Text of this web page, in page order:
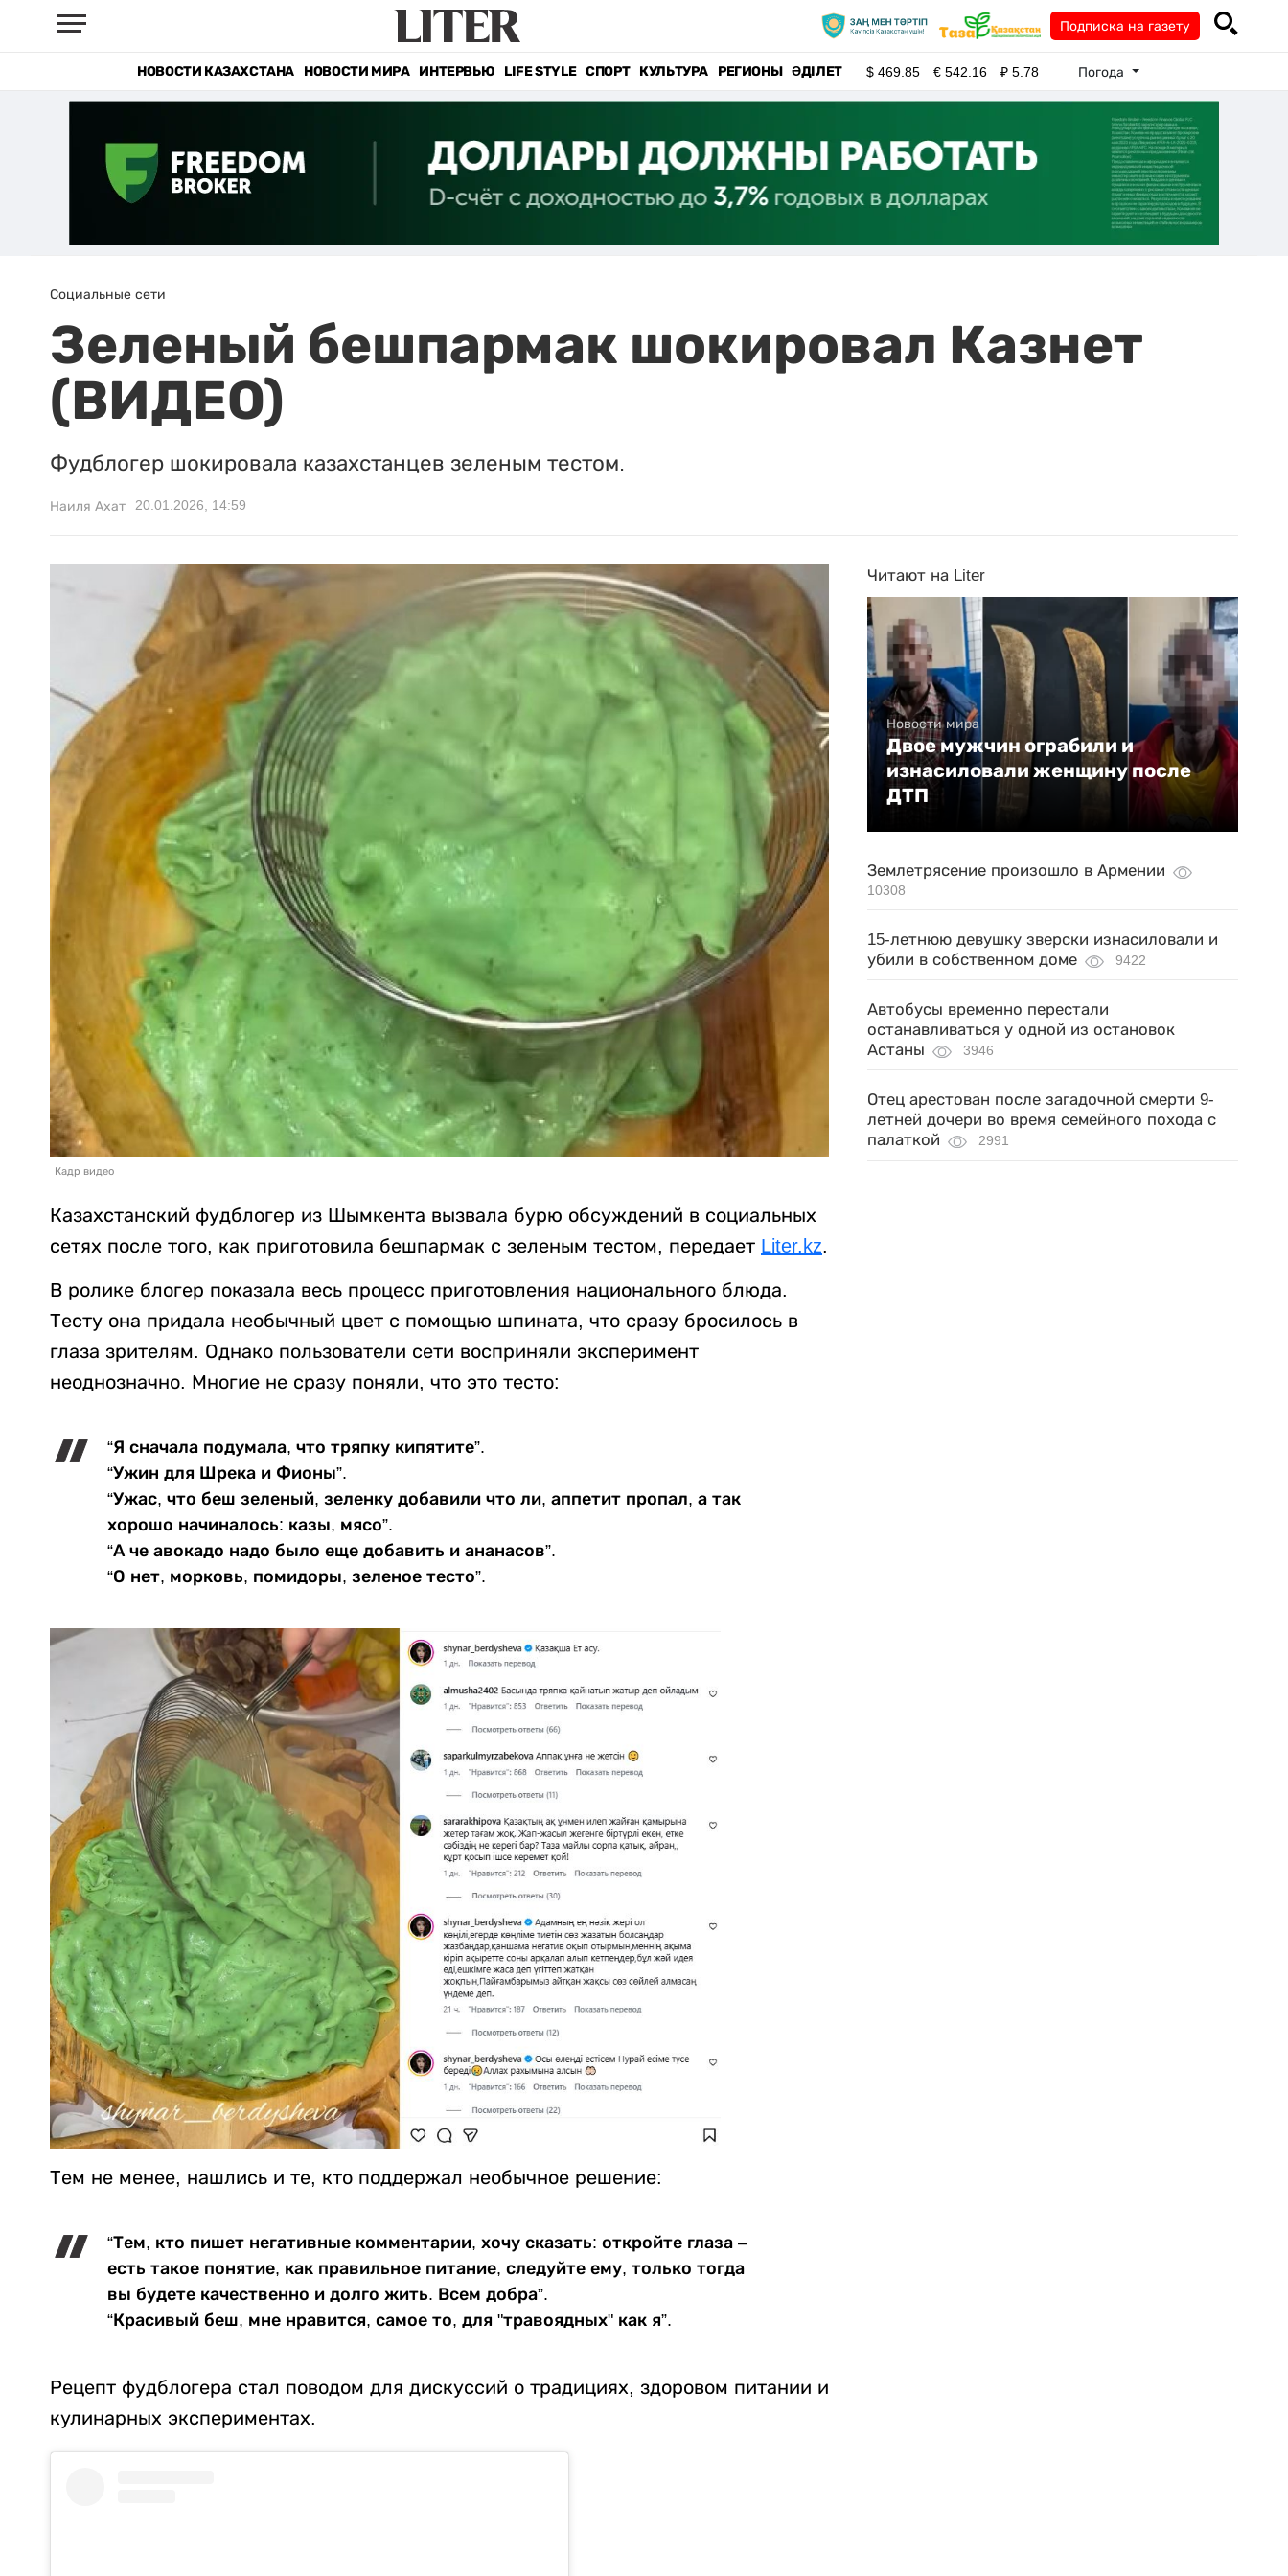
Подписка на газету
НОВОСТИ КАЗАХСТАНА НОВОСТИ МИРА ИНТЕРВЬЮ LIFE STYLE СПОРТ КУЛЬТУРА РЕГИОНЫ ӘДІЛЕТ $469.85 €542.16 ₽5.78 Погода
Социальные сети
Зеленый бешпармак шокировал Казнет
(ВИДЕО)
Фудблогер шокировала казахстанцев зеленым тестом.
Наиля Ахат 20.01.2026, 14:59
Кадр видео
Казахстанский фудблогер из Шымкента вызвала бурю обсуждений в социальных
сетях после того, как приготовила бешпармак с зеленым тестом, передает Liter.kz.
В ролике блогер показала весь процесс приготовления национального блюда.
Тесту она придала необычный цвет с помощью шпината, что сразу бросилось в
глаза зрителям. Однако пользователи сети восприняли эксперимент
неоднозначно. Многие не сразу поняли, что это тесто:
“Я сначала подумала, что тряпку кипятите”.
“Ужин для Шрека и Фионы”.
“Ужас, что беш зеленый, зеленку добавили что ли, аппетит пропал, а так
хорошо начиналось: казы, мясо”.
“А че авокадо надо было еще добавить и ананасов”.
“О нет, морковь, помидоры, зеленое тесто”.
Тем не менее, нашлись и те, кто поддержал необычное решение:
“Тем, кто пишет негативные комментарии, хочу сказать: откройте глаза –
есть такое понятие, как правильное питание, следуйте ему, только тогда
вы будете качественно и долго жить. Всем добра”.
“Красивый беш, мне нравится, самое то, для "травоядных" как я”.
Рецепт фудблогера стал поводом для дискуссий о традициях, здоровом питании и
кулинарных экспериментах.
Читают на Liter
Новости мира
Двое мужчин ограбили и
изнасиловали женщину после
ДТП
Землетрясение произошло в Армении
10308
15-летнюю девушку зверски изнасиловали и
убили в собственном доме
9422
Автобусы временно перестали
останавливаться у одной из остановок
Астаны
3946
Отец арестован после загадочной смерти 9-
летней дочери во время семейного похода с
палаткой
2991